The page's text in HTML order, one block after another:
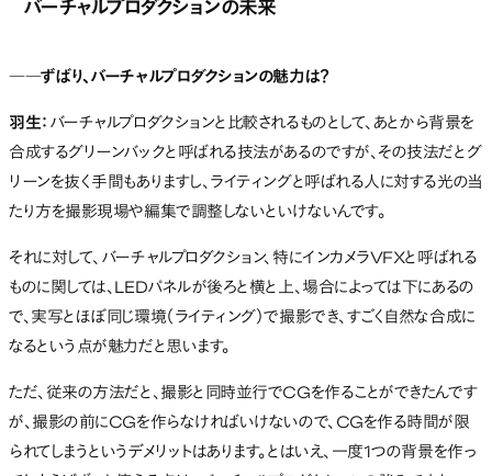
バーチャルプロダクションの未来
――ずばり、バーチャルプロダクションの魅力は？
羽生： バーチャルプロダクションと比較されるものとして、あとから背景を
合成するグリーンバックと呼ばれる技法があるのですが、その技法だとグ
リーンを抜く手間もありますし、ライティングと呼ばれる人に対する光の当
たり方を撮影現場や編集で調整しないといけないんです。
それに対して、バーチャルプロダクション、特にインカメラVFXと呼ばれる
ものに関しては、LEDパネルが後ろと横と上、場合によっては下にあるの
で、実写とほぼ同じ環境（ライティング）で撮影でき、すごく自然な合成に
なるという点が魅力だと思います。
ただ、従来の方法だと、撮影と同時並行でCGを作ることができたんです
が、撮影の前にCGを作らなければいけないので、CGを作る時間が限
られてしまうというデメリットはあります。とはいえ、一度1つの背景を作っ